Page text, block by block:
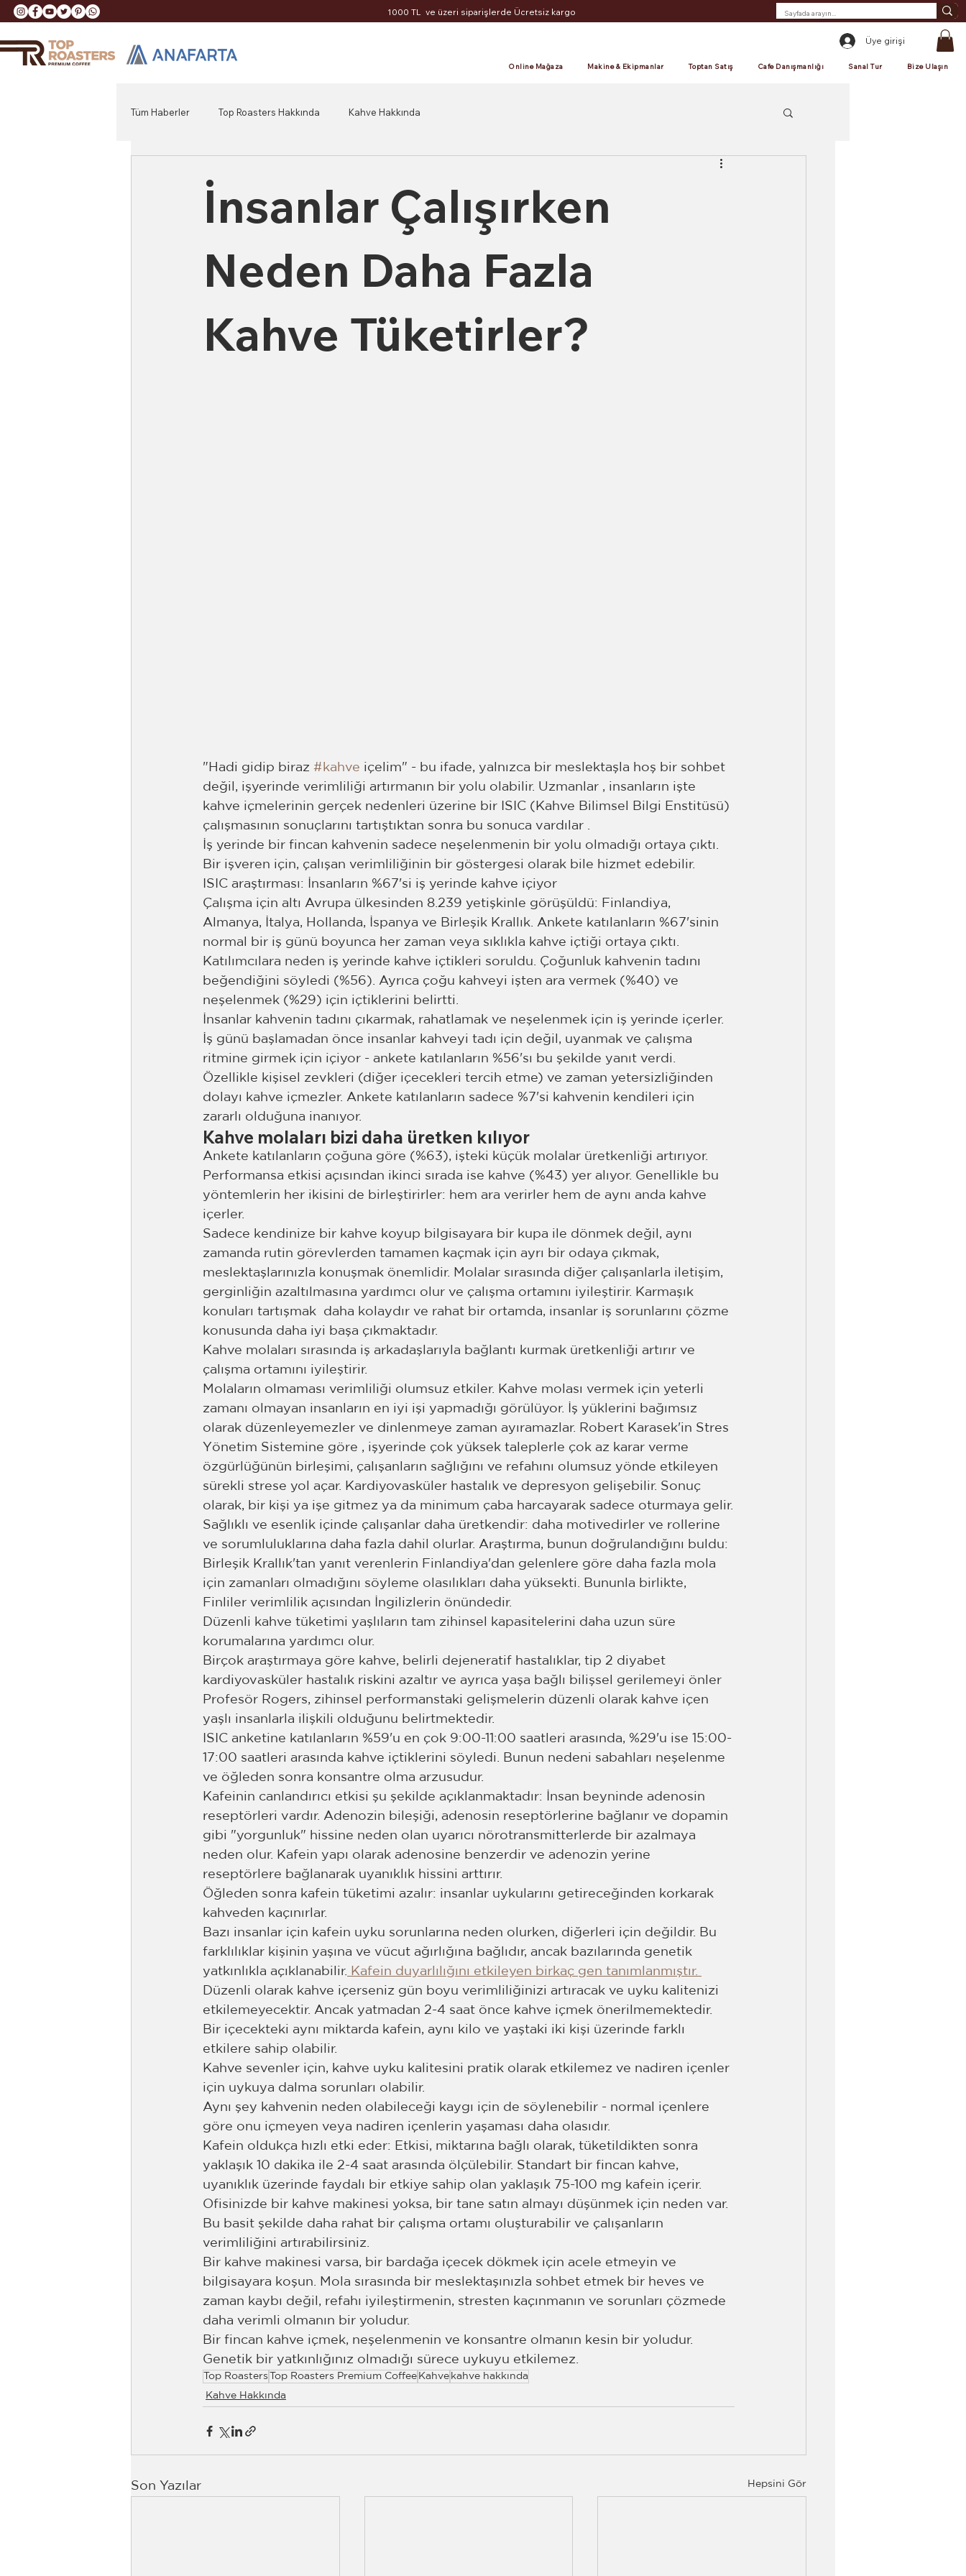
1000 TL ve üzeri siparişlerde Ücretsiz kargo
Üye girişi
Online Mağaza Makine & Ekipmanlar Toptan Satış Cafe Danışmanlığı Sanal Tur Bize Ulaşın
Tüm Haberler Top Roasters Hakkında Kahve Hakkında
İnsanlar Çalışırken
Neden Daha Fazla
Kahve Tüketirler?
"Hadi gidip biraz #kahve içelim" - bu ifade, yalnızca bir meslektaşla hoş bir sohbet
değil, işyerinde verimliliği artırmanın bir yolu olabilir. Uzmanlar , insanların işte
kahve içmelerinin gerçek nedenleri üzerine bir ISIC (Kahve Bilimsel Bilgi Enstitüsü)
çalışmasının sonuçlarını tartıştıktan sonra bu sonuca vardılar .
İş yerinde bir fincan kahvenin sadece neşelenmenin bir yolu olmadığı ortaya çıktı.
Bir işveren için, çalışan verimliliğinin bir göstergesi olarak bile hizmet edebilir.
ISIC araştırması: İnsanların %67'si iş yerinde kahve içiyor
Çalışma için altı Avrupa ülkesinden 8.239 yetişkinle görüşüldü: Finlandiya,
Almanya, İtalya, Hollanda, İspanya ve Birleşik Krallık. Ankete katılanların %67'sinin
normal bir iş günü boyunca her zaman veya sıklıkla kahve içtiği ortaya çıktı.
Katılımcılara neden iş yerinde kahve içtikleri soruldu. Çoğunluk kahvenin tadını
beğendiğini söyledi (%56). Ayrıca çoğu kahveyi işten ara vermek (%40) ve
neşelenmek (%29) için içtiklerini belirtti.
İnsanlar kahvenin tadını çıkarmak, rahatlamak ve neşelenmek için iş yerinde içerler.
İş günü başlamadan önce insanlar kahveyi tadı için değil, uyanmak ve çalışma
ritmine girmek için içiyor - ankete katılanların %56'sı bu şekilde yanıt verdi.
Özellikle kişisel zevkleri (diğer içecekleri tercih etme) ve zaman yetersizliğinden
dolayı kahve içmezler. Ankete katılanların sadece %7'si kahvenin kendileri için
zararlı olduğuna inanıyor.
Kahve molaları bizi daha üretken kılıyor
Ankete katılanların çoğuna göre (%63), işteki küçük molalar üretkenliği artırıyor.
Performansa etkisi açısından ikinci sırada ise kahve (%43) yer alıyor. Genellikle bu
yöntemlerin her ikisini de birleştirirler: hem ara verirler hem de aynı anda kahve
içerler.
Sadece kendinize bir kahve koyup bilgisayara bir kupa ile dönmek değil, aynı
zamanda rutin görevlerden tamamen kaçmak için ayrı bir odaya çıkmak,
meslektaşlarınızla konuşmak önemlidir. Molalar sırasında diğer çalışanlarla iletişim,
gerginliğin azaltılmasına yardımcı olur ve çalışma ortamını iyileştirir. Karmaşık
konuları tartışmak  daha kolaydır ve rahat bir ortamda, insanlar iş sorunlarını çözme
konusunda daha iyi başa çıkmaktadır.
Kahve molaları sırasında iş arkadaşlarıyla bağlantı kurmak üretkenliği artırır ve
çalışma ortamını iyileştirir.
Molaların olmaması verimliliği olumsuz etkiler. Kahve molası vermek için yeterli
zamanı olmayan insanların en iyi işi yapmadığı görülüyor. İş yüklerini bağımsız
olarak düzenleyemezler ve dinlenmeye zaman ayıramazlar. Robert Karasek'in Stres
Yönetim Sistemine göre , işyerinde çok yüksek taleplerle çok az karar verme
özgürlüğünün birleşimi, çalışanların sağlığını ve refahını olumsuz yönde etkileyen
sürekli strese yol açar. Kardiyovasküler hastalık ve depresyon gelişebilir. Sonuç
olarak, bir kişi ya işe gitmez ya da minimum çaba harcayarak sadece oturmaya gelir.
Sağlıklı ve esenlik içinde çalışanlar daha üretkendir: daha motivedirler ve rollerine
ve sorumluluklarına daha fazla dahil olurlar. Araştırma, bunun doğrulandığını buldu:
Birleşik Krallık'tan yanıt verenlerin Finlandiya'dan gelenlere göre daha fazla mola
için zamanları olmadığını söyleme olasılıkları daha yüksekti. Bununla birlikte,
Finliler verimlilik açısından İngilizlerin önündedir.
Düzenli kahve tüketimi yaşlıların tam zihinsel kapasitelerini daha uzun süre
korumalarına yardımcı olur.
Birçok araştırmaya göre kahve, belirli dejeneratif hastalıklar, tip 2 diyabet
kardiyovasküler hastalık riskini azaltır ve ayrıca yaşa bağlı bilişsel gerilemeyi önler
Profesör Rogers, zihinsel performanstaki gelişmelerin düzenli olarak kahve içen
yaşlı insanlarla ilişkili olduğunu belirtmektedir.
ISIC anketine katılanların %59'u en çok 9:00-11:00 saatleri arasında, %29'u ise 15:00-
17:00 saatleri arasında kahve içtiklerini söyledi. Bunun nedeni sabahları neşelenme
ve öğleden sonra konsantre olma arzusudur.
Kafeinin canlandırıcı etkisi şu şekilde açıklanmaktadır: İnsan beyninde adenosin
reseptörleri vardır. Adenozin bileşiği, adenosin reseptörlerine bağlanır ve dopamin
gibi "yorgunluk" hissine neden olan uyarıcı nörotransmitterlerde bir azalmaya
neden olur. Kafein yapı olarak adenosine benzerdir ve adenozin yerine
reseptörlere bağlanarak uyanıklık hissini arttırır.
Öğleden sonra kafein tüketimi azalır: insanlar uykularını getireceğinden korkarak
kahveden kaçınırlar.
Bazı insanlar için kafein uyku sorunlarına neden olurken, diğerleri için değildir. Bu
farklılıklar kişinin yaşına ve vücut ağırlığına bağlıdır, ancak bazılarında genetik
yatkınlıkla açıklanabilir. Kafein duyarlılığını etkileyen birkaç gen tanımlanmıştır.
Düzenli olarak kahve içerseniz gün boyu verimliliğinizi artıracak ve uyku kalitenizi
etkilemeyecektir. Ancak yatmadan 2-4 saat önce kahve içmek önerilmemektedir.
Bir içecekteki aynı miktarda kafein, aynı kilo ve yaştaki iki kişi üzerinde farklı
etkilere sahip olabilir.
Kahve sevenler için, kahve uyku kalitesini pratik olarak etkilemez ve nadiren içenler
için uykuya dalma sorunları olabilir.
Aynı şey kahvenin neden olabileceği kaygı için de söylenebilir - normal içenlere
göre onu içmeyen veya nadiren içenlerin yaşaması daha olasıdır.
Kafein oldukça hızlı etki eder: Etkisi, miktarına bağlı olarak, tüketildikten sonra
yaklaşık 10 dakika ile 2-4 saat arasında ölçülebilir. Standart bir fincan kahve,
uyanıklık üzerinde faydalı bir etkiye sahip olan yaklaşık 75-100 mg kafein içerir.
Ofisinizde bir kahve makinesi yoksa, bir tane satın almayı düşünmek için neden var.
Bu basit şekilde daha rahat bir çalışma ortamı oluşturabilir ve çalışanların
verimliliğini artırabilirsiniz.
Bir kahve makinesi varsa, bir bardağa içecek dökmek için acele etmeyin ve
bilgisayara koşun. Mola sırasında bir meslektaşınızla sohbet etmek bir heves ve
zaman kaybı değil, refahı iyileştirmenin, stresten kaçınmanın ve sorunları çözmede
daha verimli olmanın bir yoludur.
Bir fincan kahve içmek, neşelenmenin ve konsantre olmanın kesin bir yoludur.
Genetik bir yatkınlığınız olmadığı sürece uykuyu etkilemez.
Top Roasters Top Roasters Premium Coffee Kahve kahve hakkında
Kahve Hakkında
Son Yazılar Hepsini Gör